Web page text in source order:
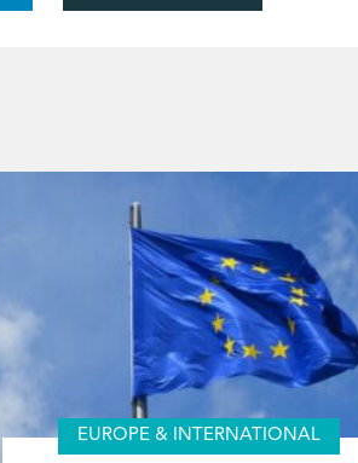
EUROPE & INTERNATIONAL